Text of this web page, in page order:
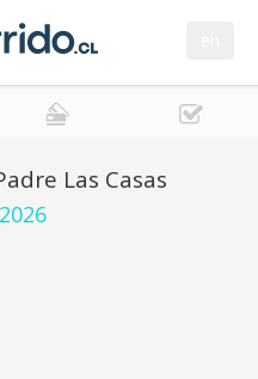
Las Casas